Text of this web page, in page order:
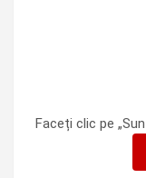
Faceți clic pe